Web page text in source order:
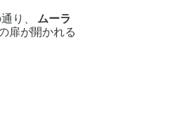
り、 ムーラ
扉が開かれる